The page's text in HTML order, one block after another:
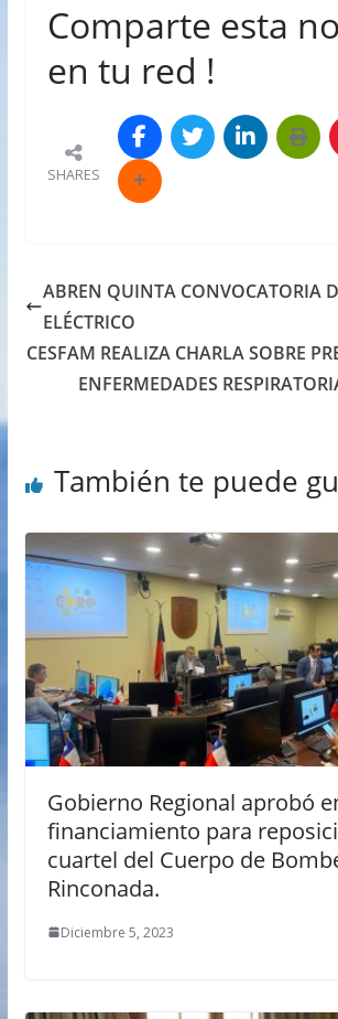
Comparte esta
en tu red !
SHARES
ABREN QUINTA CONVOCATORIA
ELÉCTRICO
CESFAM REALIZA CHARLA SOBRE
ENFERMEDADES
También te puede
Gobierno Regional aprobó
financiamiento para
cuartel del Cuerpo de
Rinconada.
Diciembre 5, 2023